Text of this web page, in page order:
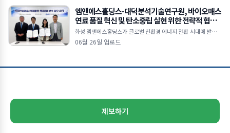
엠앤에스홀딩스-대덕분석기술연구원, 바이오매스
연료 품질 혁신 및 탄소중립 실현 위한 전략적 협력
본격화
화성 엠앤에스홀딩스가 글로벌 친환경 에너지 전환 시대에 발맞춰
목재펠릿 및 목재칩 연료의 품질 경쟁력을 강화하고 지속가능한 바
06월 26일 업로드
제보하기